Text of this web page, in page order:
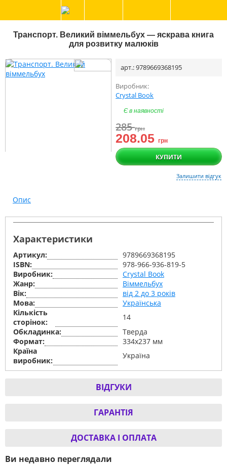
Транспорт. Великий віммельбух — яскрава книга
для розвитку малюків
арт.: 9789669368195
Виробник:
Crystal Book
Є в наявності
285грн
208.05грн
КУПИТИ
Залишити відгук
Опис
Характеристики
Артикул:
9789669368195
ISBN:
978-966-936-819-5
Виробник:
Crystal Book
Жанр:
Віммельбух
Вік:
від 2 до 3 років
Мова:
Українська
Кількість
сторінок:
14
Обкладинка:
Тверда
Формат:
334х237 мм
Країна
виробник:
Україна
ВІДГУКИ
ГАРАНТІЯ
ДОСТАВКА І ОПЛАТА
Ви недавно переглядали